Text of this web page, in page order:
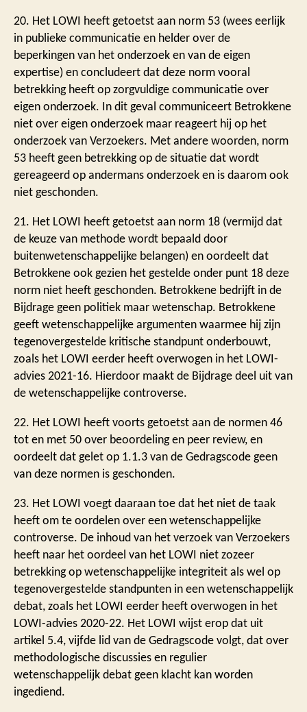
20. Het LOWI heeft getoetst aan norm 53 (wees eerlijk
in publieke communicatie en helder over de
beperkingen van het onderzoek en van de eigen
expertise) en concludeert dat deze norm vooral
betrekking heeft op zorgvuldige communicatie over
eigen onderzoek. In dit geval communiceert Betrokkene
niet over eigen onderzoek maar reageert hij op het
onderzoek van Verzoekers. Met andere woorden, norm
53 heeft geen betrekking op de situatie dat wordt
gereageerd op andermans onderzoek en is daarom ook
niet geschonden.
21. Het LOWI heeft getoetst aan norm 18 (vermijd dat
de keuze van methode wordt bepaald door
buitenwetenschappelijke belangen) en oordeelt dat
Betrokkene ook gezien het gestelde onder punt 18 deze
norm niet heeft geschonden. Betrokkene bedrijft in de
Bijdrage geen politiek maar wetenschap. Betrokkene
geeft wetenschappelijke argumenten waarmee hij zijn
tegenovergestelde kritische standpunt onderbouwt,
zoals het LOWI eerder heeft overwogen in het LOWI-
advies 2021-16. Hierdoor maakt de Bijdrage deel uit van
de wetenschappelijke controverse.
22. Het LOWI heeft voorts getoetst aan de normen 46
tot en met 50 over beoordeling en peer review, en
oordeelt dat gelet op 1.1.3 van de Gedragscode geen
van deze normen is geschonden.
23. Het LOWI voegt daaraan toe dat het niet de taak
heeft om te oordelen over een wetenschappelijke
controverse. De inhoud van het verzoek van Verzoekers
heeft naar het oordeel van het LOWI niet zozeer
betrekking op wetenschappelijke integriteit als wel op
tegenovergestelde standpunten in een wetenschappelijk
debat, zoals het LOWI eerder heeft overwogen in het
LOWI-advies 2020-22. Het LOWI wijst erop dat uit
artikel 5.4, vijfde lid van de Gedragscode volgt, dat over
methodologische discussies en regulier
wetenschappelijk debat geen klacht kan worden
ingediend.